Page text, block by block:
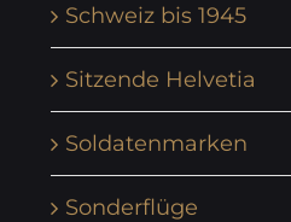
Schweiz bis 1945
Sitzende Helvetia
Soldatenmarken
Sonderflüge